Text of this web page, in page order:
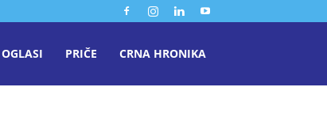
OGLASI PRIČE CRNA HRONIKA